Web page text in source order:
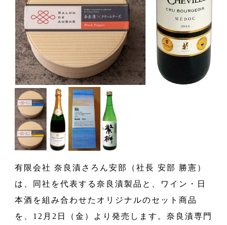
有限会社 奈良漬さろん安部（社長 安部 勝憲）
は、同社を代表する奈良漬製品と、ワイン・日
本酒を組み合わせたオリジナルのセット商品
を、12月2日（金）より発売します。奈良漬専門